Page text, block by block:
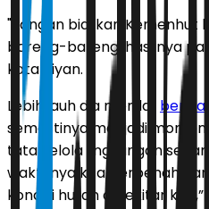
"Jangan biarkan Kemenhut
bareng-bareng, hasilnya
kata Riyan.
Lebih jauh dia menilai,
semestinya menjadi
tata kelola lingkungan
waktunya kita berbenah
kondisi hutan di sekitar kita,”